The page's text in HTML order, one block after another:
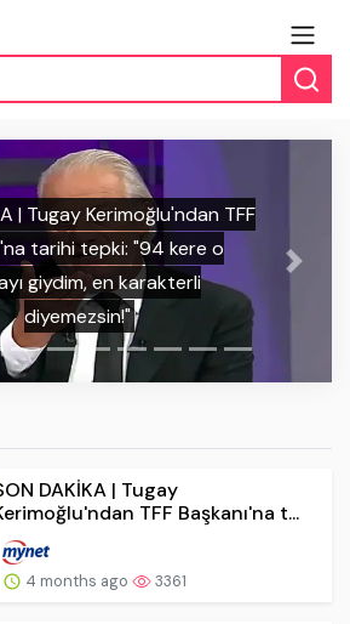
| İrfan Can Kahveci'den
havai fişekli saldırıya tokat
"Türk milletini tanıyamadılar!"
Next
DAKİKA | Tugay
TFF Başkanı'na t...
4 months ago 3361